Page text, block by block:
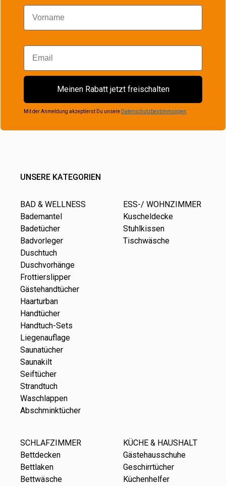
Vorname
Email
Meinen Rabatt jetzt freischalten
Mit der Anmeldung akzeptierst Du unsere Datenschutzbestimmungen
UNSERE KATEGORIEN
BAD & WELLNESS
Bademantel
Badetücher
Badvorleger
Duschtuch
Duschvorhänge
Frottierslipper
Gästehandtücher
Haarturban
Handtücher
Handtuch-Sets
Liegenauflage
Saunatücher
Saunakilt
Seiftücher
Strandtuch
Waschlappen
Abschminktücher
ESS-/ WOHNZIMMER
Kuscheldecke
Stuhlkissen
Tischwäsche
SCHLAFZIMMER
Bettdecken
Bettlaken
Bettwäsche
KÜCHE & HAUSHALT
Gästehausschuhe
Geschirrtücher
Küchenhelfer